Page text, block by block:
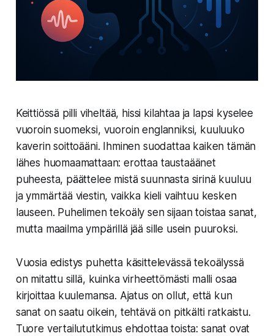
Keittiössä pilli viheltää, hissi kilahtaa ja lapsi kyselee
vuoroin suomeksi, vuoroin englanniksi, kuuluuko
kaverin soittoääni. Ihminen suodattaa kaiken tämän
lähes huomaamattaan: erottaa taustaäänet
puheesta, päättelee mistä suunnasta sirinä kuuluu
ja ymmärtää viestin, vaikka kieli vaihtuu kesken
lauseen. Puhelimen tekoäly sen sijaan toistaa sanat,
mutta maailma ympärillä jää sille usein puuroksi.
Vuosia edistys puhetta käsittelevässä tekoälyssä
on mitattu sillä, kuinka virheettömästi malli osaa
kirjoittaa kuulemansa. Ajatus on ollut, että kun
sanat on saatu oikein, tehtävä on pitkälti ratkaistu.
Tuore vertailututkimus ehdottaa toista: sanat ovat